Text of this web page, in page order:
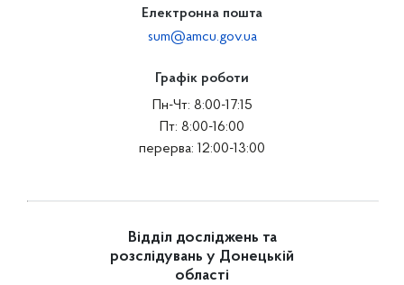
Електронна пошта
sum@amcu.gov.ua
Графік роботи
Пн-Чт: 8:00-17:15
Пт: 8:00-16:00
перерва: 12:00-13:00
Відділ досліджень та
розслідувань у Донецькій
області